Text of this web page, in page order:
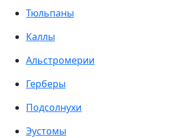
Тюльпаны
Каллы
Альстромерии
Герберы
Подсолнухи
Эустомы